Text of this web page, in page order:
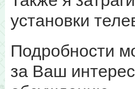
установки
Подробности
за Ваш